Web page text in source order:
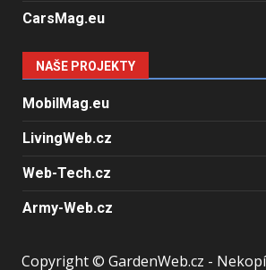
CarsMag.eu
NAŠE PROJEKTY
MobilMag.eu
LivingWeb.cz
Web-Tech.cz
Army-Web.cz
Copyright © GardenWeb.cz -